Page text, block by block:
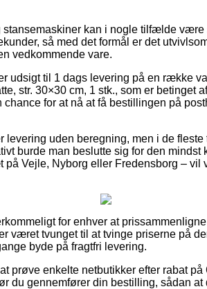
kan i nogle tilfælde
så med det formål er det
vedkommende vare.
udsigt til 1 dags levering på en række
str. 30×30 cm, 1 stk., som er betinget
chance for at nå at få bestillingen på
levering uden beregning, men i de
burde man beslutte sig for den
på Vejle, Nyborg eller Fredensborg – vil
for enhver at
været tvunget til at tvinge priserne på
byde på fragtfri levering.
prøve enkelte netbutikker efter rabat
du gennemfører din bestilling, sådan